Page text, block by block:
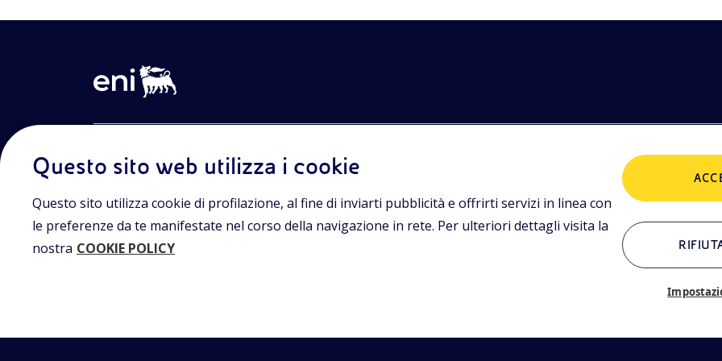
Entra nel mondo Eniscuola.Scopri gli strumenti e le metodologie
innovative per la didattica e naviga tra contenuti multimediali,
Eniscuola è una iniziativa di Eni.
Termini e condizioni
Questo sito web utilizza i cookie
Questo sito utilizza cookie di profilazione, al fine di inviarti pubblicità e offrirti servizi in linea con
le preferenze da te manifestate nel corso della navigazione in rete. Per ulteriori dettagli visita la
nostra COOKIE POLICY